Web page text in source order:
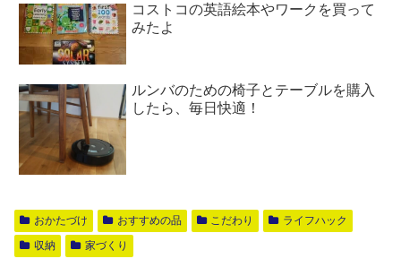
コストコの英語絵本やワークを買って
みたよ
ルンバのための椅子とテーブルを購入
したら、毎日快適！
おかたづけ おすすめの品 こだわり
ライフハック
収納
家づくり